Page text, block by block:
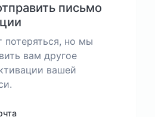
письмо
потеряться, но мы
вам другое
вашей